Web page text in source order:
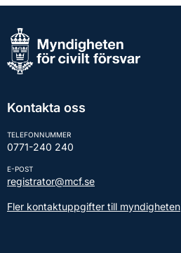
Kontakta oss
TELEFONNUMMER
0771-240 240
E-POST
registrator@mcf.se
Fler kontaktuppgifter till myndigheten